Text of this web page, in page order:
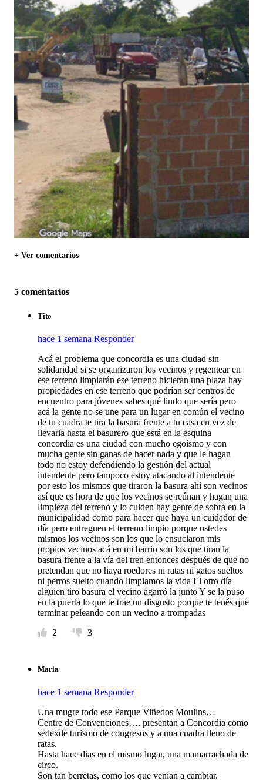
+ Ver comentarios
5 comentarios
Tito
hace 1 semana Responder
Acá el problema que concordia es una ciudad sin
solidaridad si se organizaron los vecinos y regentear en
ese terreno limpiarán ese terreno hicieran una plaza hay
propiedades en ese terreno que podrían ser centros de
encuentro para jóvenes sabes qué lindo que sería pero
acá la gente no se une para un lugar en común el vecino
de tu cuadra te tira la basura frente a tu casa en vez de
llevarla hasta el basurero que está en la esquina
concordia es una ciudad con mucho egoísmo y con
mucha gente sin ganas de hacer nada y que le hagan
todo no estoy defendiendo la gestión del actual
intendente pero tampoco estoy atacando al intendente
por esto los mismos que tiraron la basura ahí son vecinos
así que es hora de que los vecinos se reúnan y hagan una
limpieza del terreno y lo cuiden hay gente de sobra en la
municipalidad como para hacer que haya un cuidador de
día pero entreguen el terreno limpio porque ustedes
mismos los vecinos son los que lo ensuciaron mis
propios vecinos acá en mi barrio son los que tiran la
basura frente a la vía del tren entonces después de que no
pretendan que no haya roedores ni ratas ni gatos sueltos
ni perros suelto cuando limpiamos la vida El otro día
alguien tiró basura el vecino agarró la juntó Y se la puso
en la puerta lo que te trae un disgusto porque te tenés que
terminar peleando con un vecino a trompadas
2
3
Maria
hace 1 semana Responder
Una mugre todo ese Parque Viñedos Moulins…
Centre de Convenciones…. presentan a Concordia como
sedexde turismo de congresos y a una cuadra lleno de
ratas.
Hasta hace dias en el mismo lugar, una mamarrachada de
circo.
Son tan berretas, como los que venian a cambiar.